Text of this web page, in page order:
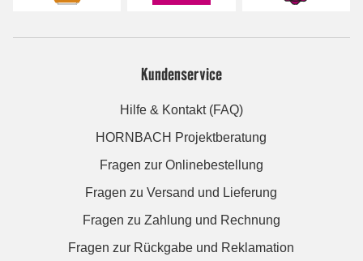
Kundenservice
Hilfe & Kontakt (FAQ)
HORNBACH Projektberatung
Fragen zur Onlinebestellung
Fragen zu Versand und Lieferung
Fragen zu Zahlung und Rechnung
Fragen zur Rückgabe und Reklamation